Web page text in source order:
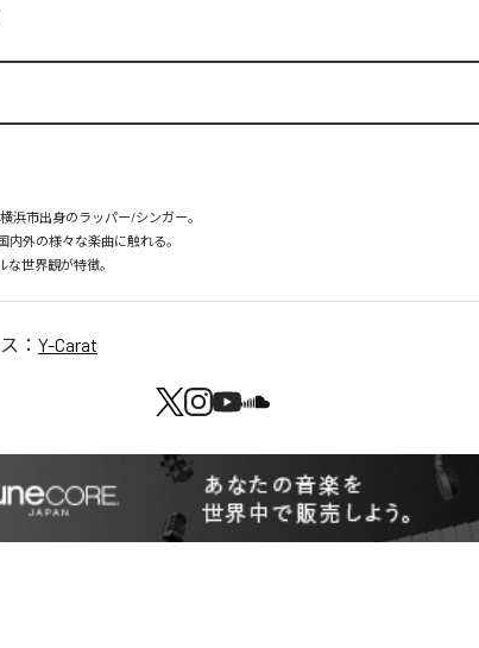
浜市出身のラッパー/シンガー。
内外の様々な楽曲に触れる。
な世界観が特徴。
： Y-Carat